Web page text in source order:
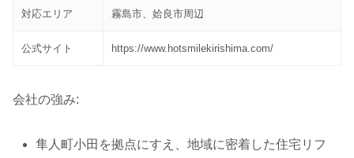
対応エリア 霧島市、姶良市周辺
公式サイト https://www.hotsmilekirishima.com/
会社の強み:
隼人町小田を拠点にすえ、地域に密着した住宅リフ